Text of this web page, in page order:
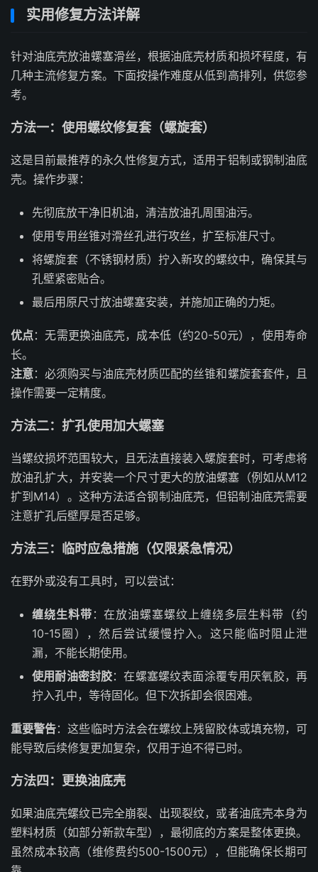
实用修复方法详解
针对油底壳放油螺塞滑丝，根据油底壳材质和损坏程度，有
几种主流修复方案。下面按操作难度从低到高排列，供您参
考。
方法一：使用螺纹修复套（螺旋套）
这是目前最推荐的永久性修复方式，适用于铝制或钢制油底
壳。操作步骤：
先彻底放干净旧机油，清洁放油孔周围油污。
使用专用丝锥对滑丝孔进行攻丝，扩至标准尺寸。
将螺旋套（不锈钢材质）拧入新攻的螺纹中，确保其与
孔壁紧密贴合。
最后用原尺寸放油螺塞安装，并施加正确的力矩。
优点：无需更换油底壳，成本低（约20-50元），使用寿命
长。
注意：必须购买与油底壳材质匹配的丝锥和螺旋套套件，且
操作需要一定精度。
方法二：扩孔使用加大螺塞
当螺纹损坏范围较大，且无法直接装入螺旋套时，可考虑将
放油孔扩大，并安装一个尺寸更大的放油螺塞（例如从M12
扩到M14）。这种方法适合钢制油底壳，但铝制油底壳需要
注意扩孔后壁厚是否足够。
方法三：临时应急措施（仅限紧急情况）
在野外或没有工具时，可以尝试：
缠绕生料带 ：在放油螺塞螺纹上缠绕多层生料带（约
10-15圈），然后尝试缓慢拧入。这只能临时阻止泄
漏，不能长期使用。
使用耐油密封胶：在螺塞螺纹表面涂覆专用厌氧胶，再
拧入孔中，等待固化。但下次拆卸会很困难。
重要警告：这些临时方法会在螺纹上残留胶体或填充物，可
能导致后续修复更加复杂，仅用于迫不得已时。
方法四：更换油底壳
如果油底壳螺纹已完全崩裂、出现裂纹，或者油底壳本身为
塑料材质（如部分新款车型），最彻底的方案是整体更换。
虽然成本较高（维修费约500-1500元），但能确保长期可